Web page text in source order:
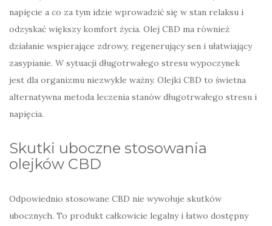
napięcie a co za tym idzie wprowadzić się w stan relaksu i
odzyskać większy komfort życia. Olej CBD ma również
działanie wspierające zdrowy, regenerujący sen i ułatwiający
zasypianie. W sytuacji długotrwałego stresu wypoczynek
jest dla organizmu niezwykle ważny. Olejki CBD to świetna
alternatywna metoda leczenia stanów długotrwałego stresu i
napięcia.
Skutki uboczne stosowania
olejków CBD
Odpowiednio stosowane CBD nie wywołuje skutków
ubocznych. To produkt całkowicie legalny i łatwo dostępny